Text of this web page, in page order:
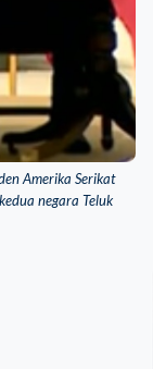
Amerika Serikat
negara Teluk